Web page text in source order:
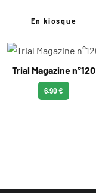
En kiosque
Trial Magazine n°120
6.90 €